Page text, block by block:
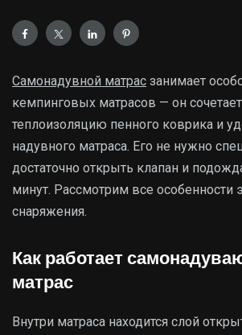
Самонадувной матрас занимает
кемпинговых матрасов — он
теплоизоляцию пенного коврика и
надувного матраса. Его не нужно
достаточно открыть клапан и
минут. Рассмотрим все особенности
снаряжения.
Как работает
матрас
Внутри матраса находится слой